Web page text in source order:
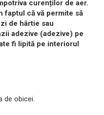
curenților de aer.
faptul că vă permite să
de hârtie sau
adezive (adezive) pe
fi lipită pe interiorul
de obicei.